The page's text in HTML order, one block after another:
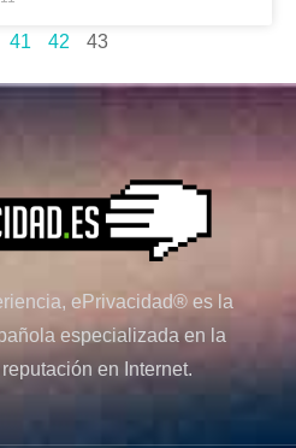
41 42 43
ePrivacidad® es la
especializada en la
en Internet.